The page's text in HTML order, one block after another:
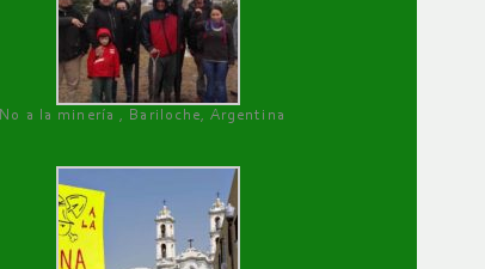
No a la minería , Bariloche, Argentina